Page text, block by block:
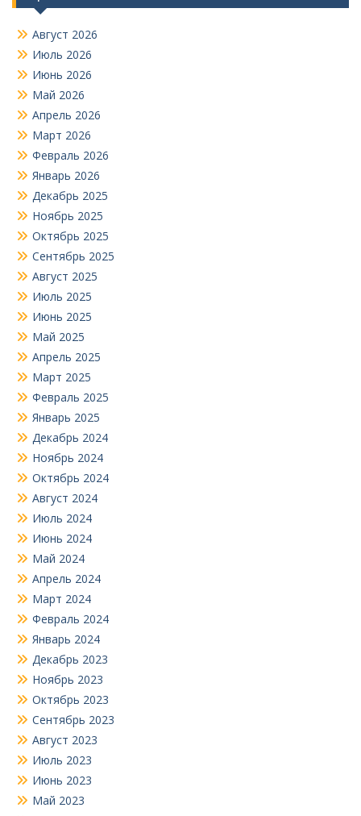
Август 2026
Июль 2026
Июнь 2026
Май 2026
Апрель 2026
Март 2026
Февраль 2026
Январь 2026
Декабрь 2025
Ноябрь 2025
Октябрь 2025
Сентябрь 2025
Август 2025
Июль 2025
Июнь 2025
Май 2025
Апрель 2025
Март 2025
Февраль 2025
Январь 2025
Декабрь 2024
Ноябрь 2024
Октябрь 2024
Август 2024
Июль 2024
Июнь 2024
Май 2024
Апрель 2024
Март 2024
Февраль 2024
Январь 2024
Декабрь 2023
Ноябрь 2023
Октябрь 2023
Сентябрь 2023
Август 2023
Июль 2023
Июнь 2023
Май 2023